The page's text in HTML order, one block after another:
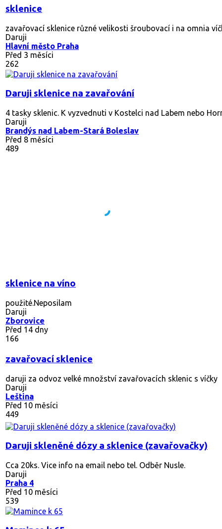
Daruji
Před 22 dny
83
sklenice
zavařovací sklenice různé velikosti šroubovací i na omnia
Hlavní město Praha
Před 3 měsíci
262
Daruji sklenice na zavařování
4 tasky sklenic. K vyzvednuti v Kostelci nad Labem nebo
Brandýs nad Labem-Stará Boleslav
Před 8 měsíci
489